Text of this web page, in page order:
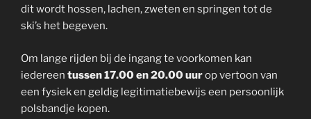
dit wordt hossen, lachen, zweten en springen tot de
ski’s het begeven.
Om lange rijden bij de ingang te voorkomen kan
iedereen tussen 17.00 en 20.00 uurop vertoon van
een fysiek en geldig legitimatiebewijs een persoonlijk
polsbandje kopen.